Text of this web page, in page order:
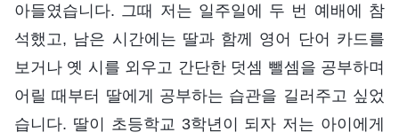
아들였습니다. 그때 저는 일주일에 두 번 예배에 참
석했고, 남은 시간에는 딸과 함께 영어 단어 카드를
보거나 옛 시를 외우고 간단한 덧셈 뺄셈을 공부하며
어릴 때부터 딸에게 공부하는 습관을 길러주고 싶었
습니다. 딸이 초등학교 3학년이 되자 저는 아이에게